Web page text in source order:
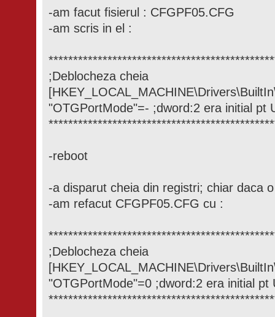
-am facut fisierul : CFGPF05.CFG
-am scris in el :
;Deblocheza cheia
"OTGPortMode"=- ;dword:2 era initial pt
-reboot
-a disparut cheia din registri; chiar daca
-am refacut CFGPF05.CFG cu :
;Deblocheza cheia
"OTGPortMode"=0 ;dword:2 era initial pt